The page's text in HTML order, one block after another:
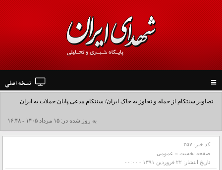
navigation
نسخه اصلی
تصاویر سنتکام از حمله و تجاوز به خاک ایران/ سنتکام مدعی پایان حملات به ایران
شد+فیلم به روز شده در: ۱۵ مرداد ۱۴۰۵ - ۱۶:۴۸
کد خبر: ۳۵۷
صفحه نخست » عمومی
تاریخ انتشار: ۲۲ فروردين ۱۳۹۱ - ۰۰:۰۰